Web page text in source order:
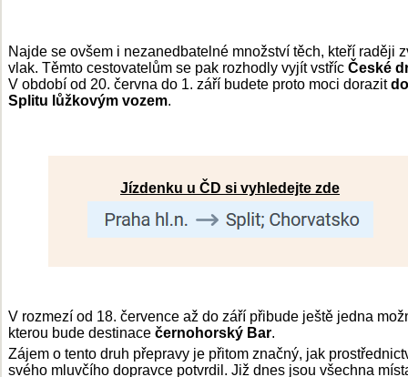
Najde se ovšem i nezanedbatelné množství těch, kteří raději
vlak. Těmto cestovatelům se pak rozhodly vyjít vstříc České
V období od 20. června do 1. září budete proto moci dorazitdo
Splitu lůžkovým vozem.
Jízdenku u ČD si vyhledejte zde
V rozmezí od 18. července až do září přibude ještě jedna
kterou bude destinace černohorský Bar.
Zájem o tento druh přepravy je přitom značný, jak
svého mluvčího dopravce potvrdil. Již dnes jsou všechna